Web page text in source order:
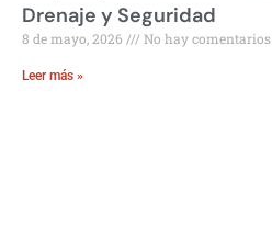
Drenaje y Seguridad
8 de mayo, 2026 No hay comentarios
Leer más »